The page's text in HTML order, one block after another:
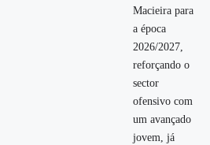
Macieira para
a época
2026/2027,
reforçando o
sector
ofensivo com
um avançado
jovem, já